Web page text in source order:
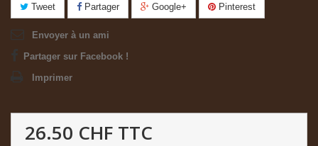
Tweet Partager Google+ Pinterest
Envoyer à un ami
Partager sur Facebook !
Imprimer
26.50 CHF TTC